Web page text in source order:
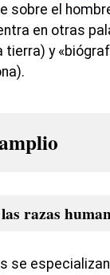
sobre el
en otras
tierra) y
razas
se